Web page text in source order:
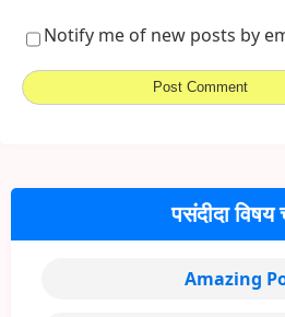
Notify me of new posts by
पसंदीदा
Amazing